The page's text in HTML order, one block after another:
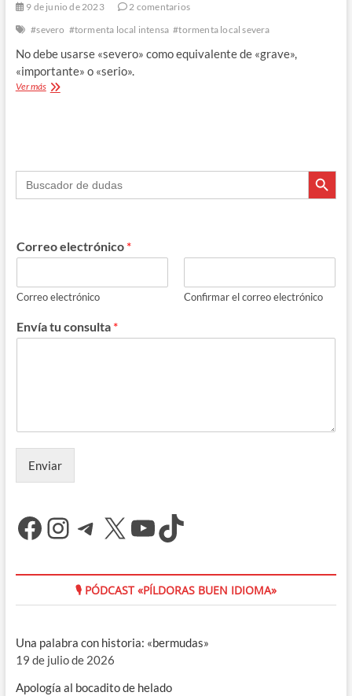
9 de junio de 2023
2 comentarios
#severo #tormenta local intensa #tormenta local severa
No debe usarse «severo» como equivalente de «grave»,
«importante» o «serio».
Ver más«tormenta
local
severa»
Buscar: Botón de
Correo electrónico *
Correo electrónico Confirmar el correo electrónico
Envía tu consulta *
Enviar
Facebook
Instagram
Telegram
X YouTube
TikTok
🎙 PÓDCAST «PÍLDORAS BUEN IDIOMA»
Una palabra con historia: «bermudas»
19 de julio de 2026
Apología al bocadito de helado